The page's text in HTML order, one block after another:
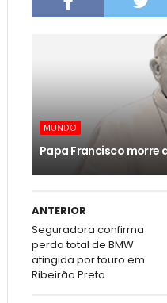
MUNDO
Papa Francisco morre
ANTERIOR
Seguradora confirma
perda total de BMW
atingida por touro em
Ribeirão Preto